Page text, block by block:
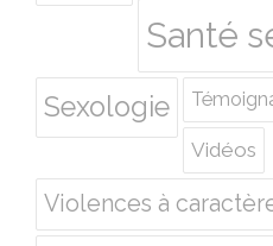
Santé
Sexologie
Vidéos
Violences à